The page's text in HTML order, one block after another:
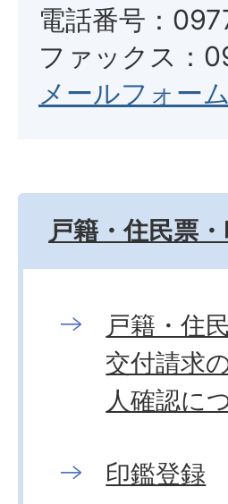
電話番号：
ファックス：
メールフォー
戸籍・住民票
戸籍・住
交付請求
人確認に
印鑑登録